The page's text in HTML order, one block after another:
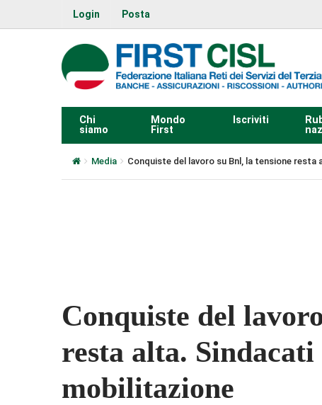
Login Posta
Chi
siamo
Mondo
First
Iscriviti
Media Conquiste del lavoro su Bnl, la tensione
Conquiste del
resta alta.
mobilitazione